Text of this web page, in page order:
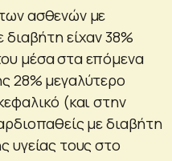
ασθενών με
διαβήτη είχαν 38%
μέσα στα επόμενα
28% μεγαλύτερο
(και στην
με διαβήτη
υγείας τους στο